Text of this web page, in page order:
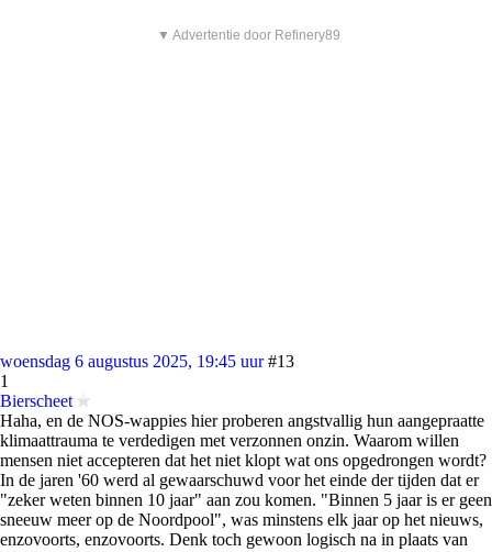
▼ Advertentie door Refinery89
woensdag 6 augustus 2025, 19:45 uur #13
1
Bierscheet
Haha, en de NOS-wappies hier proberen angstvallig hun aangepraatte
klimaattrauma te verdedigen met verzonnen onzin. Waarom willen
mensen niet accepteren dat het niet klopt wat ons opgedrongen wordt?
In de jaren '60 werd al gewaarschuwd voor het einde der tijden dat er
"zeker weten binnen 10 jaar" aan zou komen. "Binnen 5 jaar is er geen
sneeuw meer op de Noordpool", was minstens elk jaar op het nieuws,
enzovoorts, enzovoorts. Denk toch gewoon logisch na in plaats van